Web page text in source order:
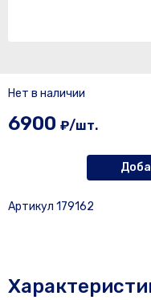
Нет в наличии
6900 ₽/шт.
Артикул 179162